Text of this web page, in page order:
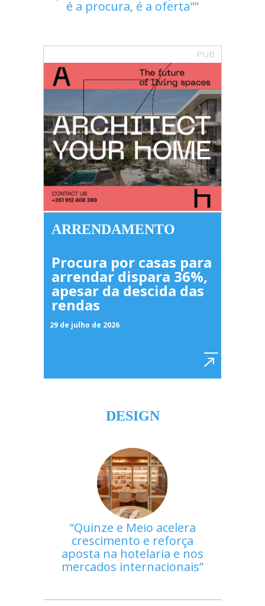
é a procura, é a oferta"
PUB
ARRENDAMENTO
Procura por casas para
arrendar dispara 36%,
apesar da descida das
rendas
29 de julho de 2026
DESIGN
Quinze e Meio acelera
crescimento e reforça
aposta na hotelaria e nos
mercados internacionais